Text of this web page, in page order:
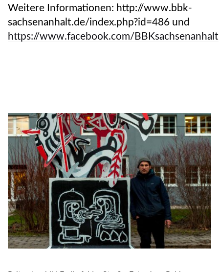
Weitere Informationen: http://www.bbk-
sachsenanhalt.de/index.php?id=486 und
https://www.facebook.com/BBKsachsenanhalt